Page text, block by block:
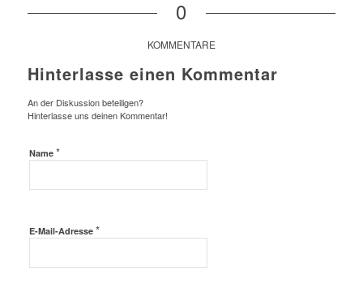
0
KOMMENTARE
Hinterlasse einen Kommentar
An der Diskussion beteiligen?
Hinterlasse uns deinen Kommentar!
Name *
E-Mail-Adresse *